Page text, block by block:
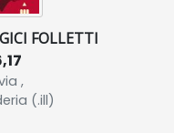
FOLLETTI
,
(.ill)